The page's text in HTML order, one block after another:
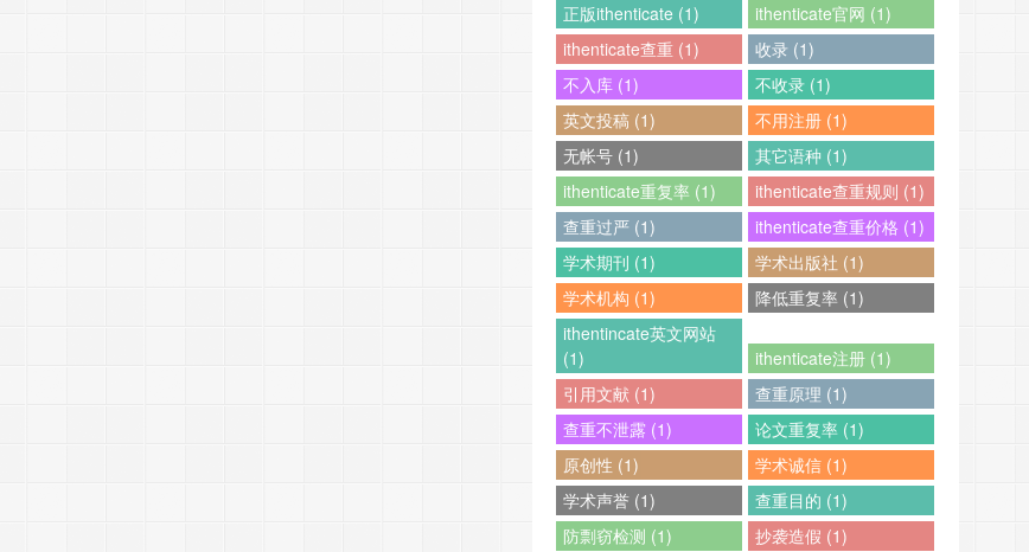
正版ithenticate (1)
ithenticate官网 (1)
ithenticate查重 (1)
收录 (1)
不入库 (1)
不收录 (1)
英文投稿 (1)
不用注册 (1)
无帐号 (1)
其它语种 (1)
ithenticate重复率 (1)
ithenticate查重规则 (1)
查重过严 (1)
ithenticate查重价格 (1)
学术期刊 (1)
学术出版社 (1)
学术机构 (1)
降低重复率 (1)
ithentincate英文网站
(1)
ithenticate注册 (1)
引用文献 (1)
查重原理 (1)
查重不泄露 (1)
论文重复率 (1)
原创性 (1)
学术诚信 (1)
学术声誉 (1)
查重目的 (1)
防剽窃检测 (1)
抄袭造假 (1)